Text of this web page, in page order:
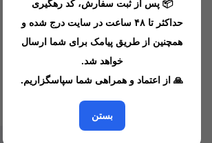
📦 پس از ثبت سفارش، کد رهگیری
حداکثر تا ۴۸ ساعت در سایت درج شده و
همچنین از طریق پیامک برای شما ارسال
خواهد شد.
🙏 از اعتماد و همراهی شما سپاسگزاریم.
بستن
09221680256 - 09373782289
nikanmobstore@gmail.com
هرمزگان، بندرخمیر، شهرک رودبار
دسترسی سریع
حساب کاربری
لیست محصولات
خدمات مشتریان
حریم خصوصی
از جدید‌ترین تخفیف‌ها با‌ خبر شوید